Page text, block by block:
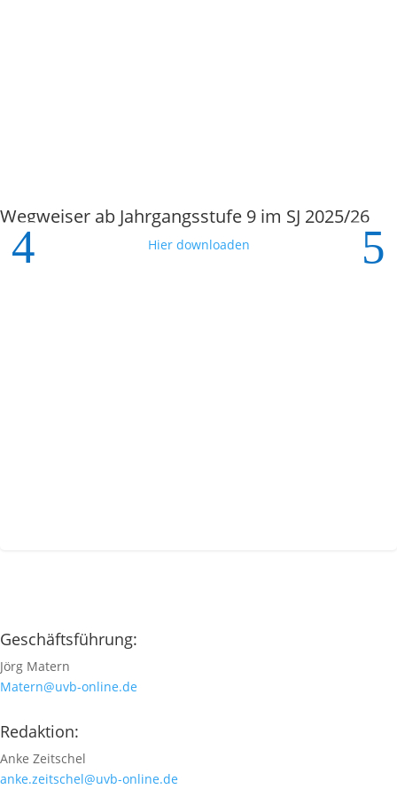
Wegweiser ab Jahrgangsstufe 9 im SJ 2025/26
Hier downloaden
Geschäftsführung:
Jörg Matern
Matern@uvb-online.de
Redaktion:
Anke Zeitschel
anke.zeitschel@uvb-online.de